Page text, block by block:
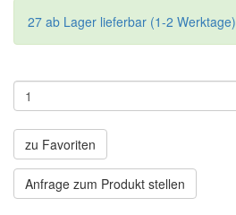
27 ab Lager lieferbar (1-2 Werktage)
zu Favoriten
Anfrage zum Produkt stellen